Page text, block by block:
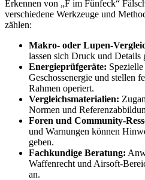
Erkennen von „F im Fünfeck“
verschiedene Werkzeuge und
zählen:
Makro- oder Lupen-
lassen sich Druck und Details
Energieprüfgeräte:
Geschossenergie und stellen
Rahmen operiert.
Vergleichsmaterialien:
Normen und
Foren und Community-
und Warnungen können
geben.
Fachkundige Beratung:
Waffenrecht und Airsoft-
an.